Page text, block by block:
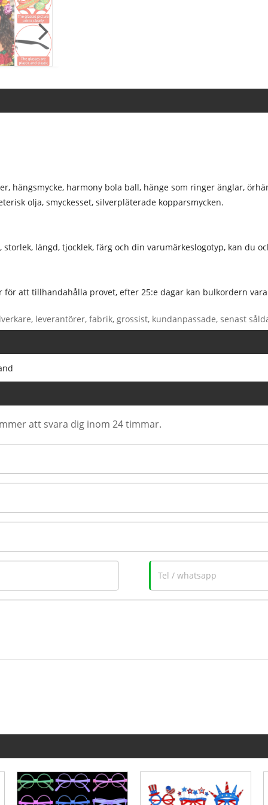
hängsmycke, harmony bola ball, hänge som ringer änglar,
olja, smyckesset, silverpläterade kopparsmycken.
längd, tjocklek, färg och din varumärkeslogotyp, kan du
att tillhandahålla provet, efter 25:e dagar kan bulkordern
leverantörer, fabrik, grossist, kundanpassade, senast
att svara dig inom 24 timmar.